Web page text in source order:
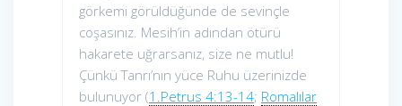
görkemi görüldüğünde de sevinçle
coşasınız. Mesih’in adından ötürü
hakarete uğrarsanız, size ne mutlu!
Çünkü Tanrı’nın yüce Ruhu üzerinizde
bulunuyor (1.Petrus 4:13-14; Romalılar